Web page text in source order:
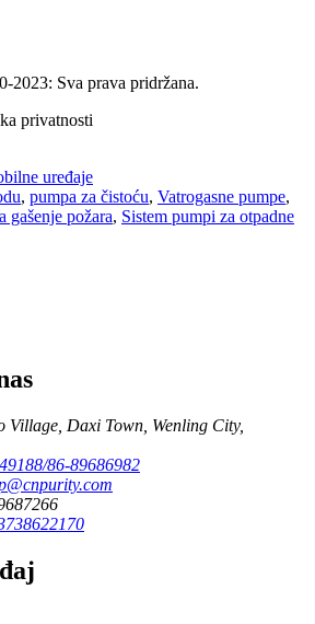
2023: Sva prava pridržana.
privatnosti
uređaje
, pumpa za čistoću, Vatrogasne pumpe,
gašenje požara, Sistem pumpi za otpadne
Village, Daxi Town, Wenling City,
86-89686982